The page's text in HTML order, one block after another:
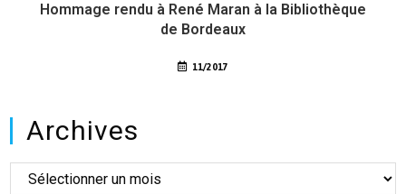
Hommage rendu à René Maran à la Bibliothèque
de Bordeaux
11/2017
Archives